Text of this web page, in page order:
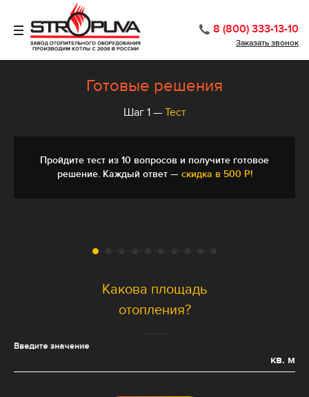
8 (800) 333-13-10
Заказать звонок
Готовые решения
Шаг 1 — Тест
Пройдите тест из 10 вопросов и получите готовое
решение. Каждый ответ — скидка в 500 Р!
Какова площадь
отопления?
Введите значение
кв. м